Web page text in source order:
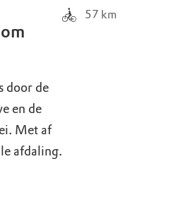
door de
en de
Met af
afdaling.
57 km